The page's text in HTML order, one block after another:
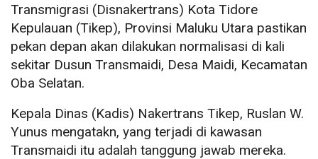
Transmigrasi (Disnakertrans) Kota Tidore
Kepulauan (Tikep), Provinsi Maluku Utara pastikan
pekan depan akan dilakukan normalisasi di kali
sekitar Dusun Transmaidi, Desa Maidi, Kecamatan
Oba Selatan.
Kepala Dinas (Kadis) Nakertrans Tikep, Ruslan W.
Yunus mengatakn, yang terjadi di kawasan
Transmaidi itu adalah tanggung jawab mereka.